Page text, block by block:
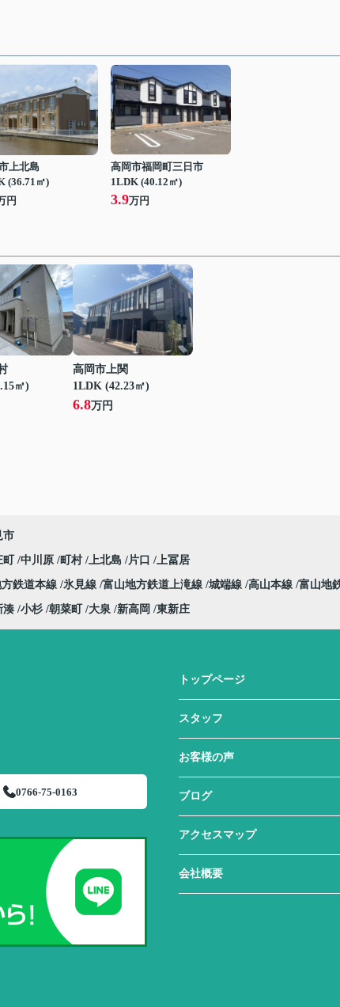
上北島
(36.71㎡)
円
高岡市福岡町三日市
1LDK (40.12㎡)
3.9万円
㎡)
高岡市上関
1LDK (42.23㎡)
6.8万円
市
中川原 町村 上北島 片口 上冨居
鉄道本線 氷見線 富山地方鉄道上滝線 城端線 高山本線 富山地
湊 小杉 朝菜町 大泉 新高岡 東新庄
0766-75-0163
トップページ
スタッフ
お客様の声
ブログ
アクセスマップ
会社概要